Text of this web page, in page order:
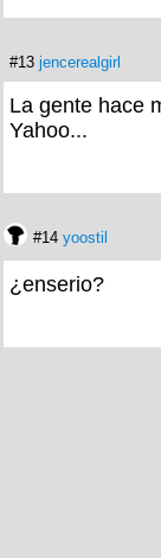
#13 jencerealgirl
La gente hace
Yahoo...
#14 yoostil
¿enserio?